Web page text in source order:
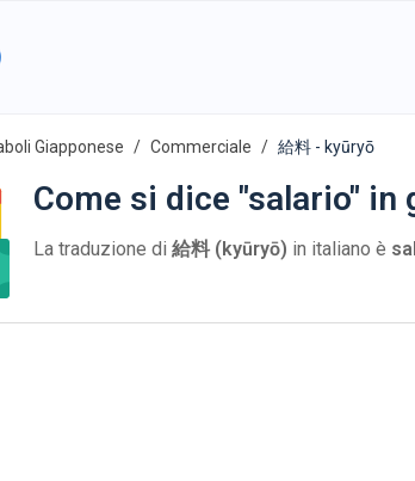
Giapponese Commerciale 給料 - kyūryō
Come si dice "salario" in
La traduzione di 給料 (kyūryō) in italiano è